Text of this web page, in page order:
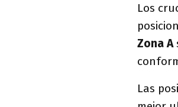
Los
Zona A
Las